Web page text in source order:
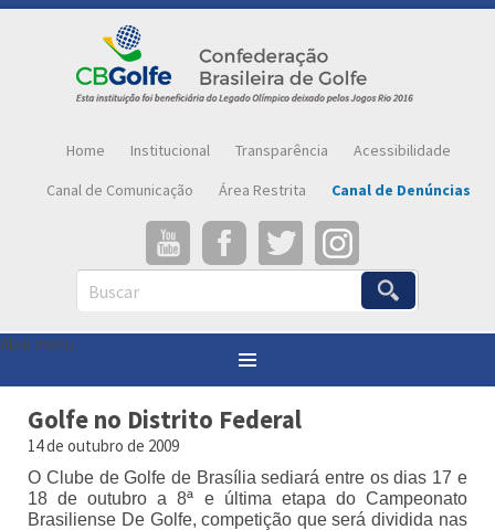
Home Institucional Transparência
Acessibilidade
Canal de Comunicação
Área Restrita Canal de Denúncias
Buscar
Abrir menu
Você está aqui: Notícias
Golfe no Distrito Federal
14 de outubro de 2009
O Clube de Golfe de Brasília sediará entre os dias 17 e
18 de outubro a 8ª e última etapa do Campeonato
Brasiliense De Golfe, competição que será dividida nas